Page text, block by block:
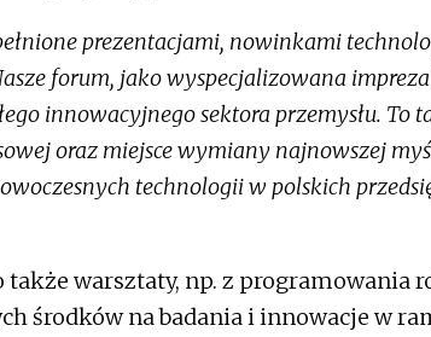
prezentacjami, nowinkami
forum, jako wyspecjalizowana
innowacyjnego sektora przemysłu. To
oraz miejsce wymiany najnowszej
technologii w polskich
warsztaty, np. z programowania
środków na badania i innowacje w